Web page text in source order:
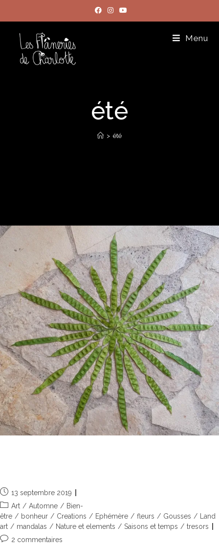
Menu
été
> été
13 septembre 2019
Art / Automne / Bien-
être / bonheur / Creations / Ephémère / fleurs / Gousses / Land
art / mandalas / Nature et elements / Saisons et temps / tresors
2 commentaires